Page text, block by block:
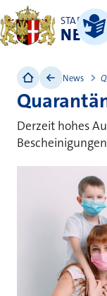
STADT
Leichte
News
Derzeit hohes
Bescheinigungen